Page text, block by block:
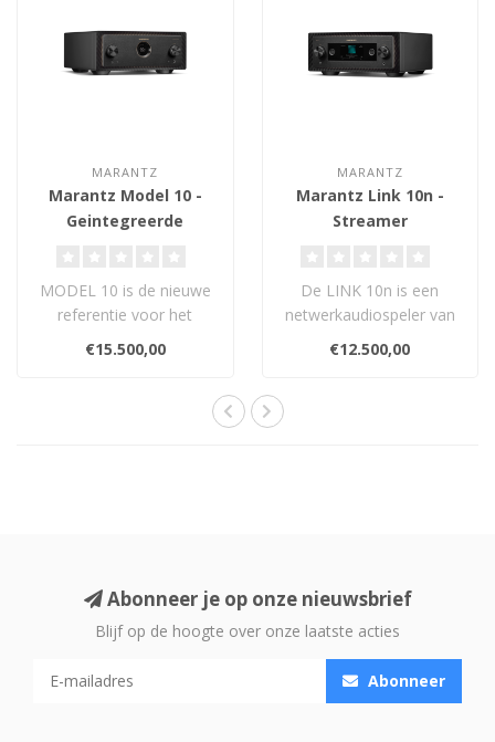
MARANTZ
Marantz Model 10 -
Geintegreerde
MODEL 10 is de nieuwe
referentie voor het
ontwerp van versterkers.
Met zijn nieu..
€15.500,00
MARANTZ
Marantz Link 10n -
Streamer
De LINK 10n is een
netwerkaudiospeler van
referentieklasse die is
ontwikkeld en ..
€12.500,00
Abonneer je op onze nieuwsbrief
Blijf op de hoogte over onze laatste acties
Abonneer